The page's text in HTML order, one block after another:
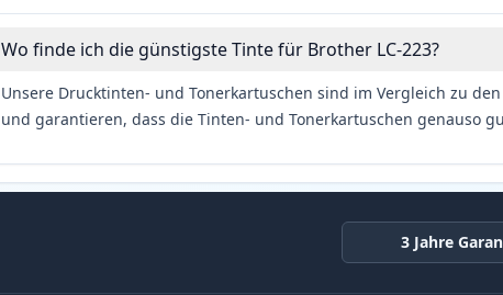
Wo finde ich die günstigste Tinte für Brother LC-223?
Unsere Drucktinten- und Tonerkartuschen sind im Vergleich zu
und garantieren, dass die Tinten- und Tonerkartuschen genauso
3 Jahre